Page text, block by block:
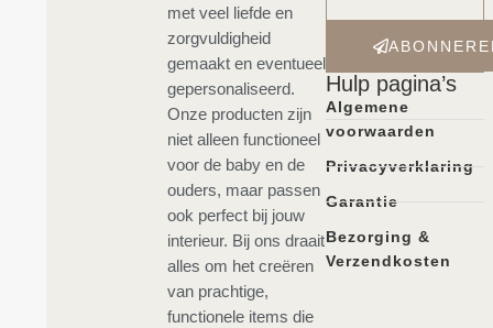
met veel liefde en
zorgvuldigheid
gemaakt en eventueel
gepersonaliseerd.
Onze producten zijn
niet alleen functioneel
voor de baby en de
ouders, maar passen
ook perfect bij jouw
interieur. Bij ons draait
alles om het creëren
van prachtige,
functionele items die
Hulp pagina’s
Algemene
voorwaarden
Privacyverklaring
Garantie
Bezorging &
Verzendkosten